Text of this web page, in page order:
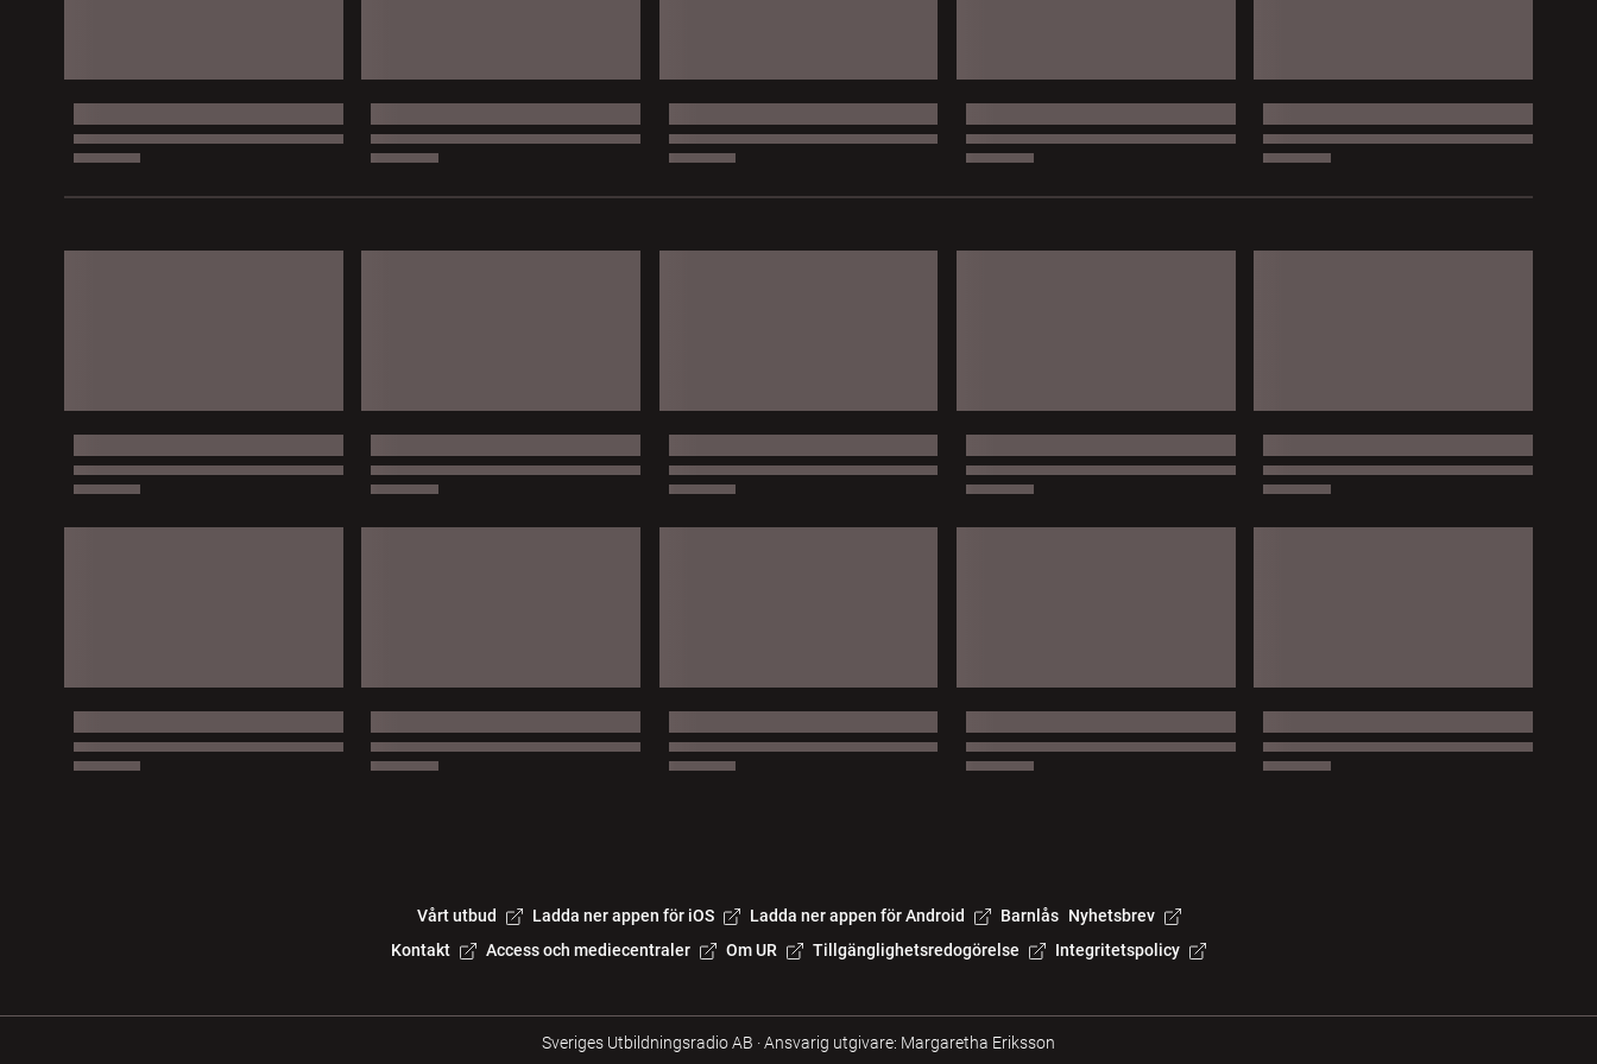
Vårt utbud Ladda ner appen för iOS Ladda ner appen för Android Barnlås Nyhetsbrev
Kontakt
Access och mediecentraler Om UR Tillgänglighetsredogörelse Integritetspolicy
Sveriges Utbildningsradio AB ·Ansvarig utgivare: Margaretha Eriksson